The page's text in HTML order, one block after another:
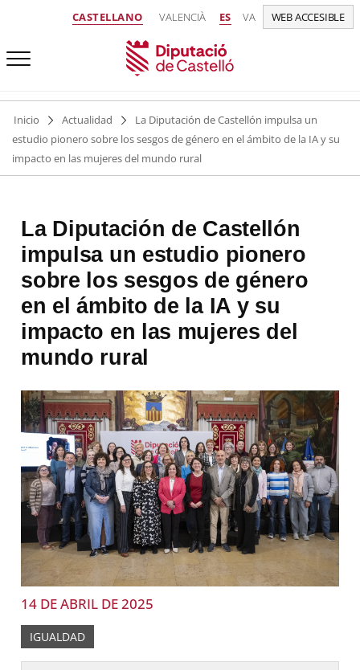
CASTELLANO VALENCIÀ ES VA WEB ACCESIBLE
Inicio Actualidad
La Diputación de Castellón impulsa un
estudio pionero sobre los sesgos de género en el ámbito de la IA y su
impacto en las mujeres del mundo rural
La Diputación de Castellón
impulsa un estudio pionero
sobre los sesgos de género
en el ámbito de la IA y su
impacto en las mujeres del
mundo rural
14 DE ABRIL DE 2025
IGUALDAD